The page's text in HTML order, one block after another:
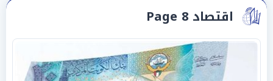
اقتصاد Page 8